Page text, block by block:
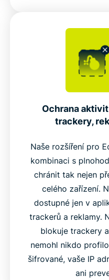
Ochrana
trackery,
Naše rozšíření pro
kombinaci s
chránit tak nejen
celého zařízení.
dostupné jen v
trackerů a reklamy.
blokuje trackery
nemohl nikdo
šifrované, vaše IP
ani